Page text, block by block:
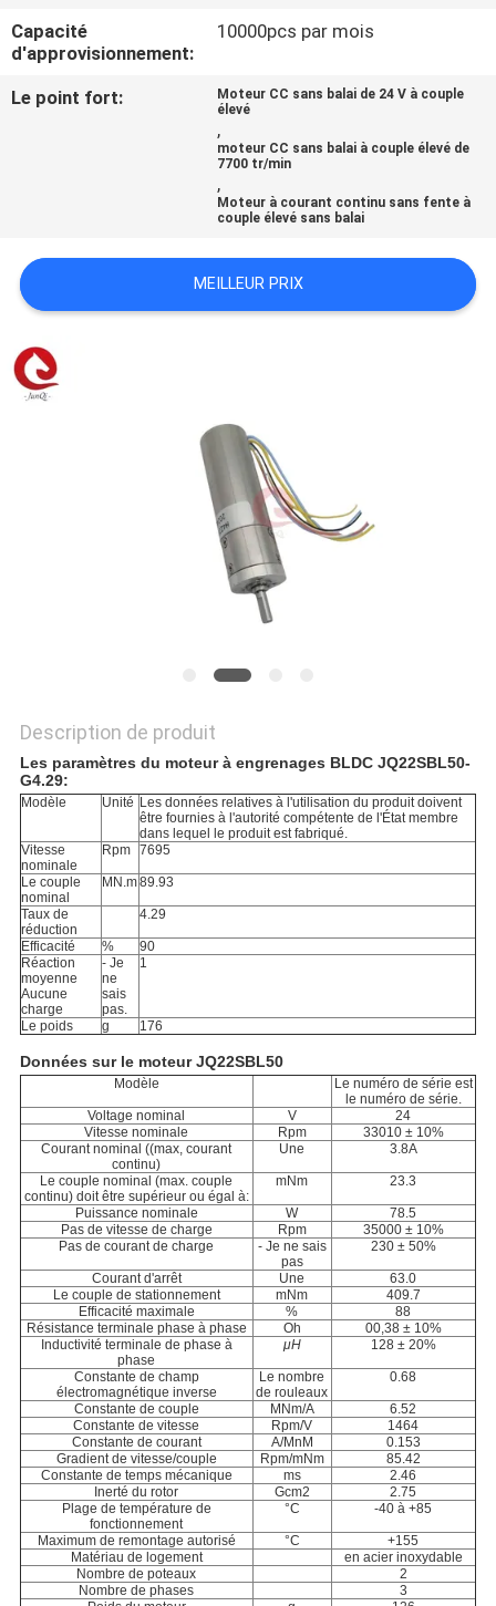
NOUVELLES
PLAN
DU
SITE
POLITIQUE
CONFIDENTIALITÉ
Capacité
d'approvisionnement:
10000pcs par mois
Le point fort:
Moteur CC sans balai de 24 V à couple
élevé
,
moteur CC sans balai à couple élevé de
7700 tr/min
,
Moteur à courant continu sans fente à
couple élevé sans balai
MEILLEUR PRIX
Description de produit
Les paramètres du moteur à engrenages BLDC JQ22SBL50-
G4.29:
Modèle Unité Les données relatives à l'utilisation du produit doivent
être fournies à l'autorité compétente de l'État membre
dans lequel le produit est fabriqué.
Vitesse
nominale
Rpm 7695
Le couple
nominal
MN.m89.93
Taux de
réduction
4.29
Efficacité %
90
Réaction
moyenne
Aucune
charge
- Je
ne
sais
pas.
1
Le poids g 176
Données sur le moteur JQ22SBL50
Modèle
Le numéro de série est
le numéro de série.
Voltage nominal
V
24
Vitesse nominale
Rpm
33010 ± 10%
Courant nominal ((max, courant
continu)
Une 3.8A
Le couple nominal (max. couple
continu) doit être supérieur ou égal à:
mNm 23.3
Puissance nominale W
78.5
Pas de vitesse de charge
Rpm
35000 ± 10%
Pas de courant de charge
- Je ne sais
pas
230 ± 50%
Courant d'arrêt Une
63.0
Le couple de stationnement
mNm
409.7
Efficacité maximale
%
88
Résistance terminale phase à phase
Oh
00,38 ± 10%
Inductivité terminale de phase à
phase
μH 128 ± 20%
Constante de champ
électromagnétique inverse
Le nombre
de rouleaux
0.68
Constante de couple MNm/A
6.52
Constante de vitesse
Rpm/V
1464
Constante de courant
A/MnM
0.153
Gradient de vitesse/couple
Rpm/mNm
85.42
Constante de temps mécanique
ms
2.46
Inerté du rotor
Gcm2
2.75
Plage de température de
fonctionnement
°C -40 à +85
Maximum de remontage autorisé °C
+155
Matériau de logement
en acier inoxydable
Nombre de poteaux
2
Nombre de phases
3